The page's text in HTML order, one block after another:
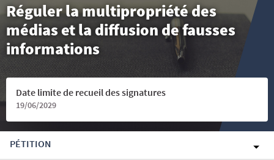
Réguler la multipropriété des
médias et la diffusion de fausses
informations
Date limite de recueil des signatures
19/06/2029
PÉTITION